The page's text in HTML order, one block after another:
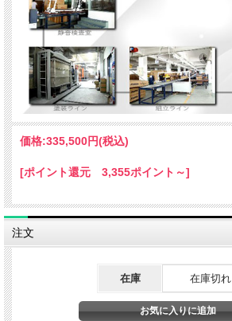
価格:335,500円(税込)
[ポイント還元 3,355ポイント～]
注文
在庫 在庫切れ